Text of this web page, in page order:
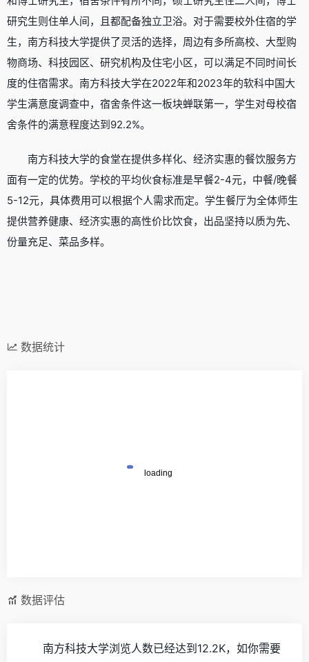
研究生则住单人间，且都配备独立卫浴。对于需要校外住宿的学
生，南方科技大学提供了灵活的选择，周边有多所高校、大型购
物商场、科技园区、研究机构及住宅小区，可以满足不同时间长
度的住宿需求。南方科技大学在2022年和2023年的软科中国大
学生满意度调查中，宿舍条件这一板块蝉联第一，学生对母校宿
舍条件的满意程度达到92.2%。
南方科技大学的食堂在提供多样化、经济实惠的餐饮服务方
面有一定的优势。学校的平均伙食标准是早餐2-4元，中餐/晚餐
5-12元，具体费用可以根据个人需求而定。学生餐厅为全体师生
提供营养健康、经济实惠的高性价比饮食，出品坚持以质为先、
份量充足、菜品多样。
数据统计
数据评估
南方科技大学浏览人数已经达到12.2K，如你需要